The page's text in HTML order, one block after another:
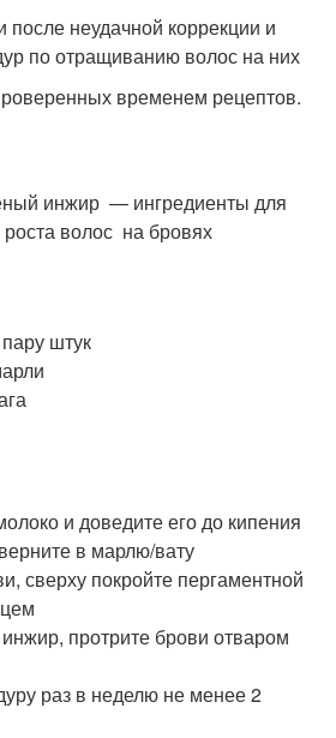
неудачной коррекции и
по отращиванию волос на них
временем рецептов.
инжир — ингредиенты для
волос на бровях
штук
и доведите его до кипения
в марлю/вату
сверху покройте пергаментной
протрите брови отваром
раз в неделю не менее 2